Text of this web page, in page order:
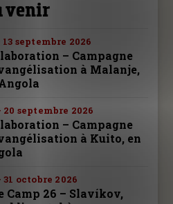
venir
13 septembre 2026
– Campagne
à Malanje,
20 septembre 2026
– Campagne
à Kuito, en
31 octobre 2026
Camp 26 – Slavíkov,